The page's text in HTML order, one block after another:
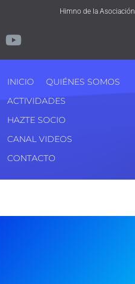
Himno de la Asociación
INICIO
QUIÉNES SOMOS
ACTIVIDADES
HAZTE SOCIO
CANAL VIDEOS
CONTACTO